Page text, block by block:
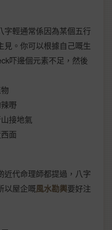
字輕通常係因為某個五行
見。你可以根據自己嘅生
吓邊個元素不足，然後
嘢
接地氣
面
近代命理師都提過，八字
以屋企嘅風水勘輿要好注